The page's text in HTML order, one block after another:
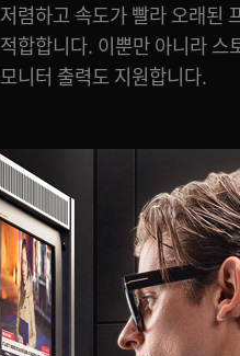
저렴하고 속도가 빨라 오래된
적합합니다. 이뿐만 아니라
모니터 출력도 지원합니다.